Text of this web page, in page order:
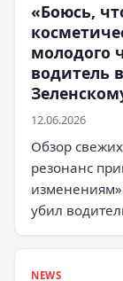
«Боюсь,
молодого
водитель
12.06.2026
Обзор
резонанс
убил
NEWS